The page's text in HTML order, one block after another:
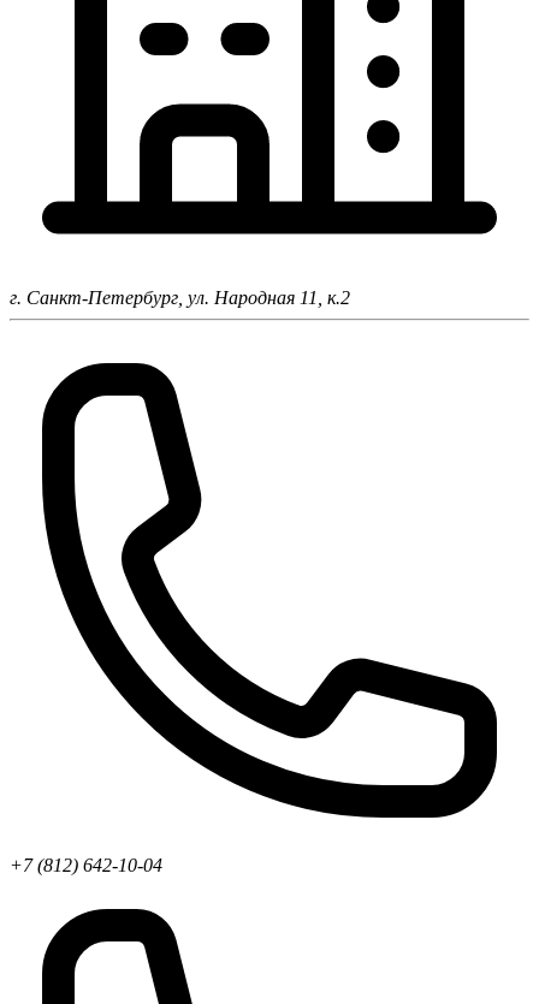
г. Санкт-Петербург, ул. Народная 11, к.2
+7 (812) 642-10-04